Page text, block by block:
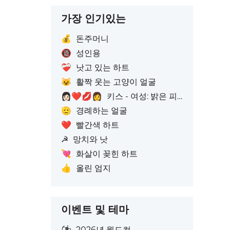
가장 인기있는
💰
돈주머니
🔞 성인용
❤️‍🩹 낫고 있는 하트
😺 활짝 웃는 고양이 얼굴
👩🏻‍❤️‍💋‍👩
키스 - 여성: 밝은 피부톤, 여성: 피부색 없음
🫡 경례하는 얼굴
❤️ 빨간색 하트
☭ 망치와 낫
💘 화살이 꽂힌 하트
👍
올린 엄지
이벤트 및 테마